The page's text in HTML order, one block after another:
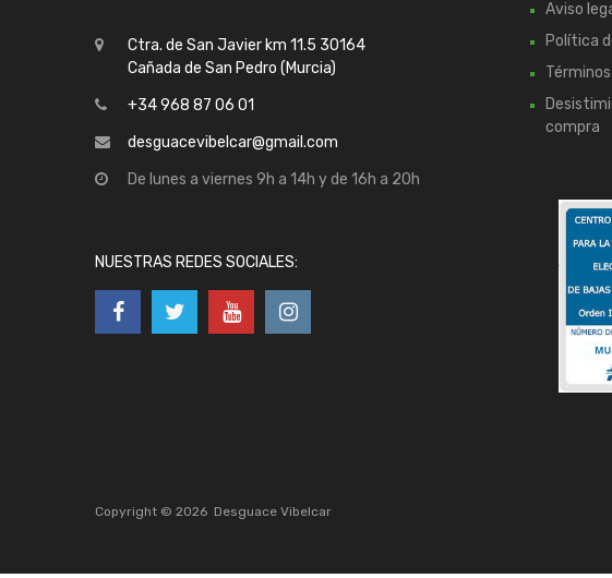
Ctra. de San Javier km 11.5 30164
Cañada de San Pedro (Murcia)
+34 968 87 06 01
desguacevibelcar@gmail.com
De lunes a viernes 9h a 14h y de 16h a 20h
NUESTRAS REDES SOCIALES:
Aviso
Política
compra
Copyright © 2026 Desguace Vibelcar